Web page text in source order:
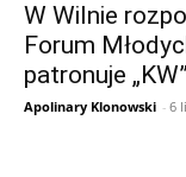
W Wilnie
Forum
patronuje „KW”
Apolinary Klonowski - 6